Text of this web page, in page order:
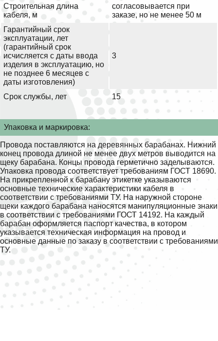
Строительная длина
кабеля, м
согласовывается при
заказе, но не менее 50 м
Гарантийный срок
эксплуатации, лет
(гарантийный срок
исчисляется с даты ввода
изделия в эксплуатацию, но
не позднее 6 месяцев с
даты изготовления)
3
Срок службы, лет 15
Упаковка и маркировка:
Провода поставляются на деревянных барабанах. Нижний
конец провода длиной не менее двух метров выводится на
щеку барабана. Концы провода герметично заделываются.
Упаковка провода соответствует требованиям ГОСТ 18690.
На прикрепленной к барабану этикетке указываются
основные технические характеристики кабеля в
соответствии с требованиями ТУ. На наружной стороне
щеки каждого барабана наносятся манипуляционные знаки
в соответствии с требованиями ГОСТ 14192. На каждый
барабан оформляется паспорт качества, в котором
указывается техническая информация на провод и
основные данные по заказу в соответствии с требованиями
ТУ.